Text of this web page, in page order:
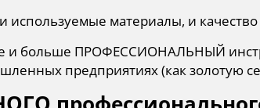
используемые материалы, и
и больше ПРОФЕССИОНАЛЬНЫЙ
предприятиях (как золотую